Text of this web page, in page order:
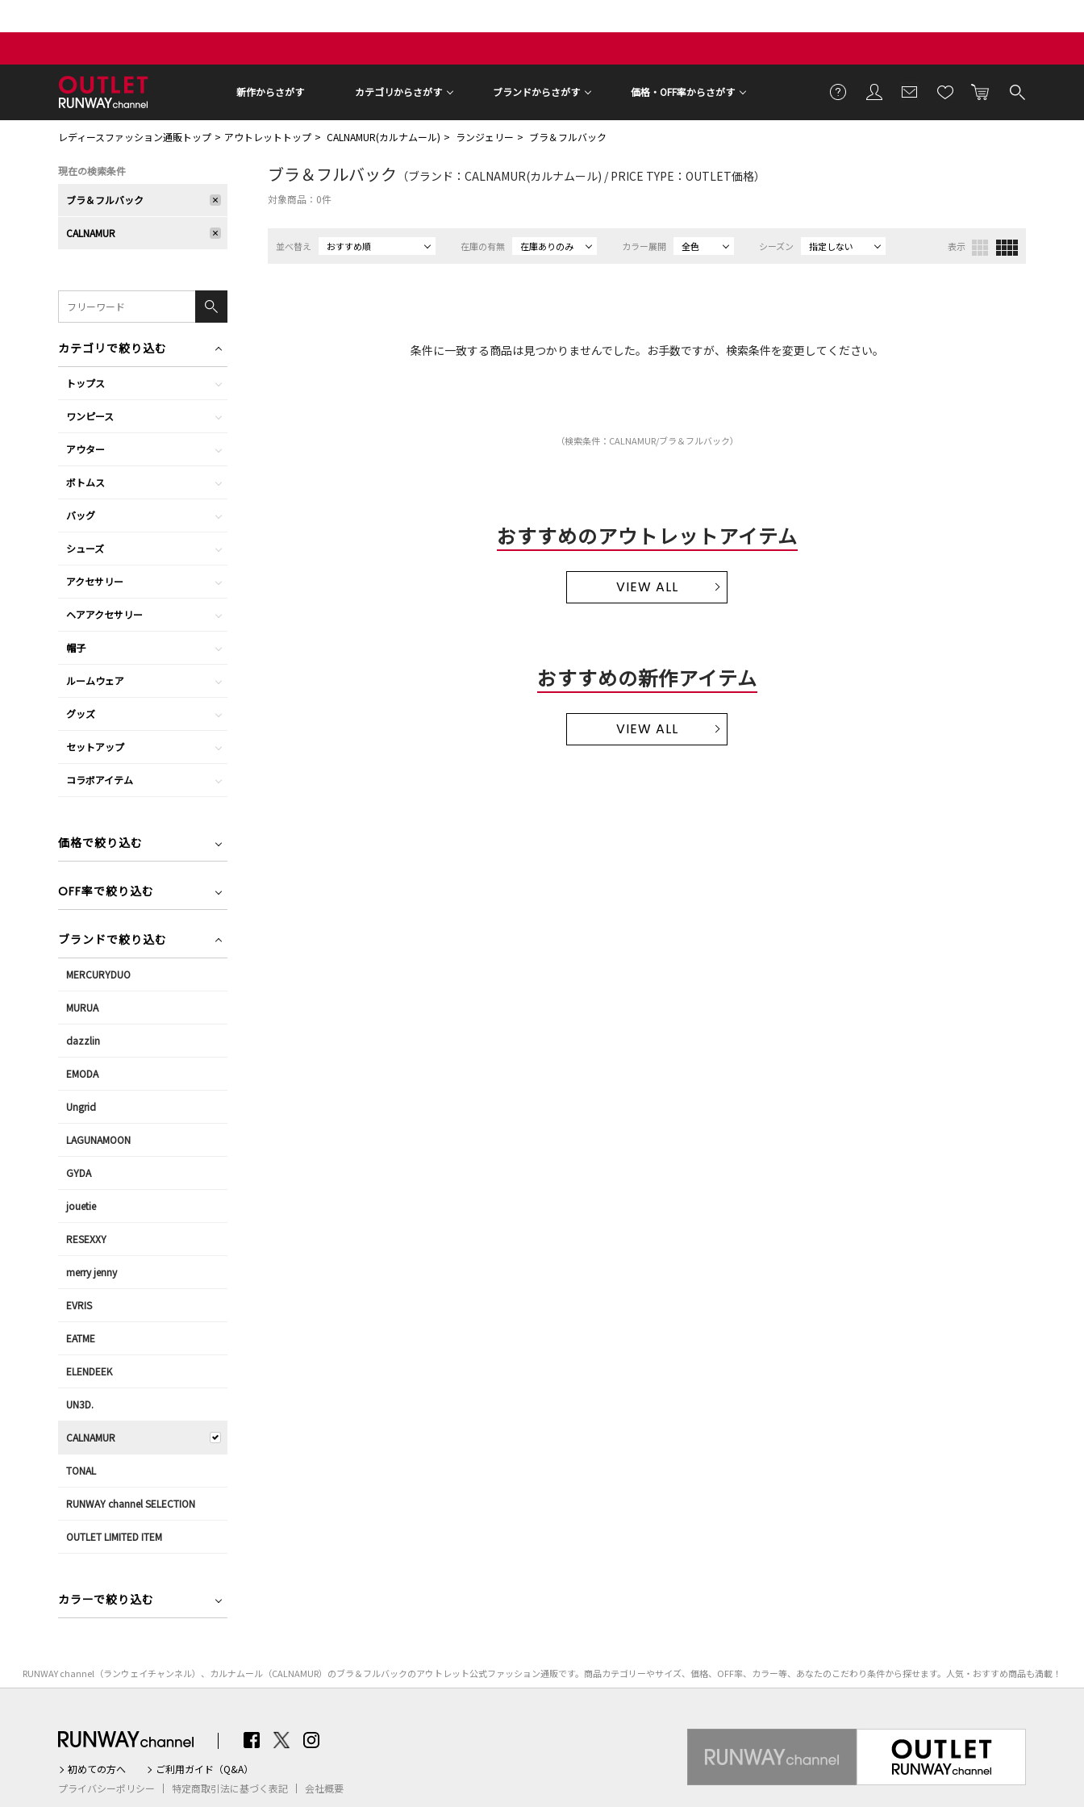
新作からさがす カテゴリからさがす ブランドからさがす 価格・OFF率からさがす
レディースファッション通販トップ アウトレットトップ CALNAMUR(カルナムール) ランジェリー ブラ＆フルバック
ブラ＆フルバック （ブランド：CALNAMUR(カルナムール) / PRICE TYPE：OUTLET価格）
対象商品： 0件
並べ替え おすすめ順 在庫の有無 在庫ありのみ カラー展開 全色 シーズン 指定しない 表示
条件に一致する商品は見つかりませんでした。お手数ですが、検索条件を変更してください。
（検索条件：CALNAMUR/ブラ＆フルバック）
おすすめのアウトレットアイテム
VIEW ALL
おすすめの新作アイテム
VIEW ALL
現在の検索条件
ブラ＆フルバック
CALNAMUR
カテゴリで絞り込む
トップス
ワンピース
アウター
ボトムス
バッグ
シューズ
アクセサリー
ヘアアクセサリー
帽子
ルームウェア
グッズ
セットアップ
コラボアイテム
価格で絞り込む
OFF率で絞り込む
ブランドで絞り込む
MERCURYDUO
MURUA
dazzlin
EMODA
Ungrid
LAGUNAMOON
GYDA
jouetie
RESEXXY
merry jenny
EVRIS
EATME
ELENDEEK
UN3D.
CALNAMUR
TONAL
RUNWAY channel SELECTION
OUTLET LIMITED ITEM
カラーで絞り込む
RUNWAY channel（ランウェイチャンネル）、カルナムール（CALNAMUR）のブラ＆フルバックのアウトレット公式ファッション通販です。商品カテゴリーやサイズ、価格、OFF率、カラー等、あなたのこだわり条件から探せます。人気・おすすめ商品も満載！
初めての方へ
ご利用ガイド（Q&A）
プライバシーポリシー
特定商取引法に基づく表記 会社概要